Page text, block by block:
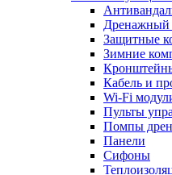
Дренажный
Защитные
Зимние
Кабель и
Wi-Fi
Пульты
Помпы
Панели
Сифоны